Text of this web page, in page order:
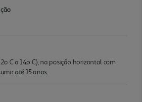
C a 14o C), na posição horizontal com
até 15 anos.